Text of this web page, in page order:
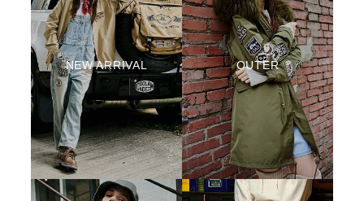
NEW ARRIVAL OUTER